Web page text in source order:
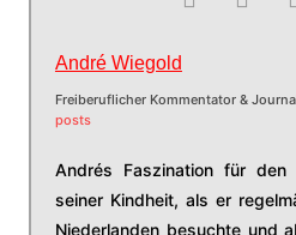
André Wiegold
Freiberuflicher Kommentator &
posts
Andrés Faszination für
seiner Kindheit, als er
Niederlanden besuchte und